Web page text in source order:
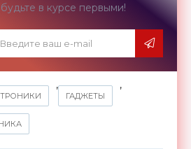
в курсе первыми!
,
ГАДЖЕТЫ
,